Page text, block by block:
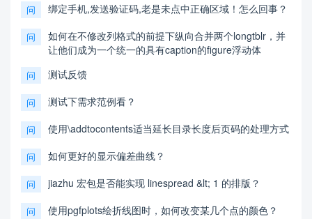
问 绑定手机,发送验证码,老是未点中正确区域！怎么回事？
问
如何在不修改列格式的前提下纵向合并两个longtblr，并
让他们成为一个统一的具有caption的figure浮动体
问 测试反馈
问 测试下需求范例看？
问 使用\addtocontents适当延长目录长度后页码的处理方式
问 如何更好的显示偏差曲线？
问 jiazhu 宏包是否能实现 linespread &lt; 1 的排版？
问 使用pgfplots绘折线图时，如何改变某几个点的颜色？